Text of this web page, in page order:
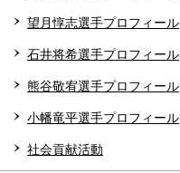
望月惇志選手プロフィール
石井将希選手プロフィール
熊谷敬宥選手プロフィール
小幡竜平選手プロフィール
社会貢献活動